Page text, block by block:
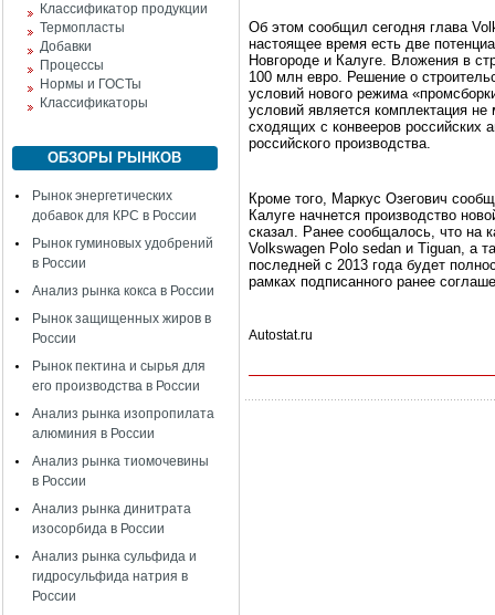
Классификатор продукции
Термопласты
Добавки
Процессы
Нормы и ГОСТы
Классификаторы
ОБЗОРЫ РЫНКОВ
Рынок энергетических
добавок для КРС в России
Рынок гуминовых удобрений
в России
Анализ рынка кокса в России
Рынок защищенных жиров в
России
Рынок пектина и сырья для
его производства в России
Анализ рынка изопропилата
алюминия в России
Анализ рынка тиомочевины
в России
Анализ рынка динитрата
изосорбида в России
Анализ рынка сульфида и
гидросульфида натрия в
России
Об этом сообщил сегодня глава
настоящее время есть две
Новгороде и Калуге. Вложения в
100 млн евро. Решение о
условий нового режима
условий является комплектация
сходящих с конвееров российских
российского производства.
Кроме того, Маркус Озегович
Калуге начнется производство
сказал. Ранее сообщалось, что на
Volkswagen Polo sedan и Tiguan, а
последней с 2013 года будет
рамках подписанного ранее
Autostat.ru